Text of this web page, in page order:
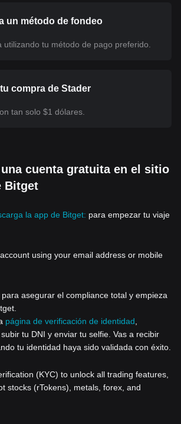
un método de fondeo
utilizando tu método de pago preferido.
compra de Stader
tan solo $1 dólares.
una cuenta gratuita en el sitio
Bitget
la app de Bitget: para empezar tu viaje
using your email address or mobile
asegurar el compliance total y empieza
página de verificación de identidad
tu DNI y enviar tu selfie. Vas a recibir
tu identidad haya sido validada con éxito.
(KYC) to unlock all trading features,
stocks (rTokens), metals, forex, and